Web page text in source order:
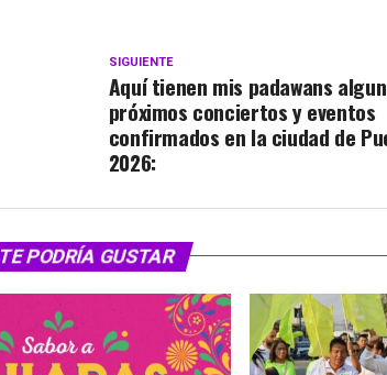
SIGUIENTE
Aquí tienen mis padawans
próximos conciertos y eventos
confirmados en la ciudad de
2026:
TE PODRÍA GUSTAR